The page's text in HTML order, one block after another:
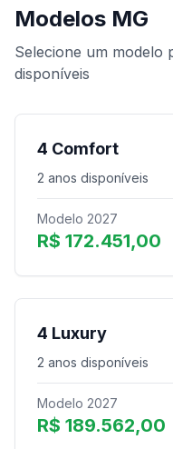
Modelos MG
Selecione um modelo
disponíveis
4 Comfort
2 anos disponíveis
Modelo 2027
R$ 172.451,00
4 Luxury
2 anos disponíveis
Modelo 2027
R$ 189.562,00